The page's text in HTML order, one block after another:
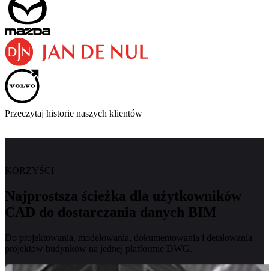
Przeczytaj historie naszych klientów
KORZYŚCI
Najprostsza ścieżka dla użytkowników
CAD do dostarczania danych BIM
Do projektowania, modelowania, dokumentowania i detalowania
projektów budynków na jednej platformie DWG.